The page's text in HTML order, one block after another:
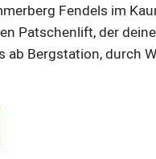
Fendels im
Patschenlift, der
Bergstation, durch